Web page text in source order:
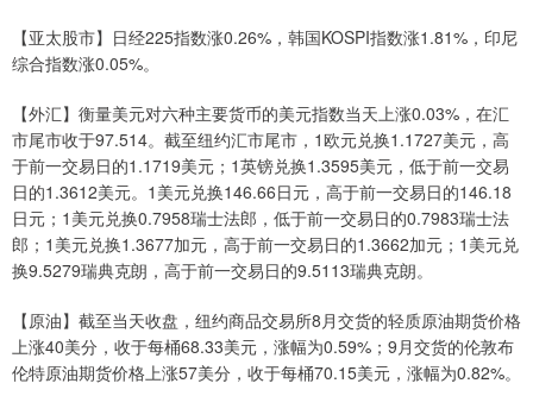
【亚太股市】日经225指数涨0.26%，韩国KOSPI指数涨1.81%，印尼
综合指数涨0.05%。
【外汇】衡量美元对六种主要货币的美元指数当天上涨0.03%，在汇
市尾市收于97.514。截至纽约汇市尾市，1欧元兑换1.1727美元，高
于前一交易日的1.1719美元；1英镑兑换1.3595美元，低于前一交易
日的1.3612美元。1美元兑换146.66日元，高于前一交易日的146.18
日元；1美元兑换0.7958瑞士法郎，低于前一交易日的0.7983瑞士法
郎；1美元兑换1.3677加元，高于前一交易日的1.3662加元；1美元兑
换9.5279瑞典克朗，高于前一交易日的9.5113瑞典克朗。
【原油】截至当天收盘，纽约商品交易所8月交货的轻质原油期货价格
上涨40美分，收于每桶68.33美元，涨幅为0.59%；9月交货的伦敦布
伦特原油期货价格上涨57美分，收于每桶70.15美元，涨幅为0.82%。